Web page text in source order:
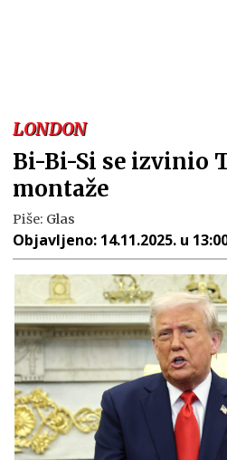
LONDON
Bi-Bi-Si se izvinio
montaže
Piše: Glas
Objavljeno: 14.11.2025. u